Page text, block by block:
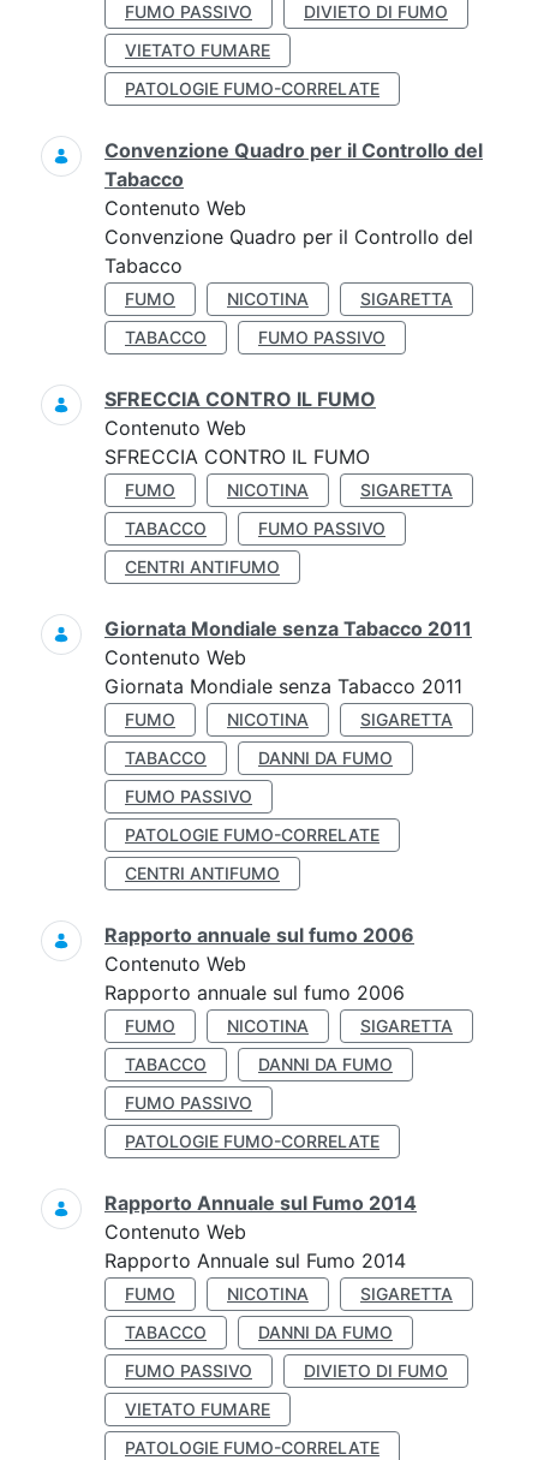
FUMO PASSIVO
DIVIETO DI FUMO
VIETATO FUMARE
PATOLOGIE FUMO-CORRELATE
Convenzione Quadro per il Controllo del
Tabacco
Contenuto Web
Convenzione Quadro per il Controllo del
Tabacco
FUMO NICOTINA
SIGARETTA
TABACCO
FUMO PASSIVO
SFRECCIA CONTRO IL FUMO
Contenuto Web
SFRECCIA CONTRO IL FUMO
FUMO NICOTINA
SIGARETTA
TABACCO
FUMO PASSIVO
CENTRI ANTIFUMO
Giornata Mondiale senza Tabacco 2011
Contenuto Web
Giornata Mondiale senza Tabacco 2011
FUMO NICOTINA
SIGARETTA
TABACCO
DANNI DA FUMO
FUMO PASSIVO
PATOLOGIE FUMO-CORRELATE
CENTRI ANTIFUMO
Rapporto annuale sul fumo 2006
Contenuto Web
Rapporto annuale sul fumo 2006
FUMO NICOTINA
SIGARETTA
TABACCO
DANNI DA FUMO
FUMO PASSIVO
PATOLOGIE FUMO-CORRELATE
Rapporto Annuale sul Fumo 2014
Contenuto Web
Rapporto Annuale sul Fumo 2014
FUMO NICOTINA
SIGARETTA
TABACCO
DANNI DA FUMO
FUMO PASSIVO
DIVIETO DI FUMO
VIETATO FUMARE
PATOLOGIE FUMO-CORRELATE